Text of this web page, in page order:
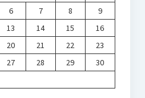
6 7 8
9
13 14 15
16
20 21 22
23
27 28 29
30